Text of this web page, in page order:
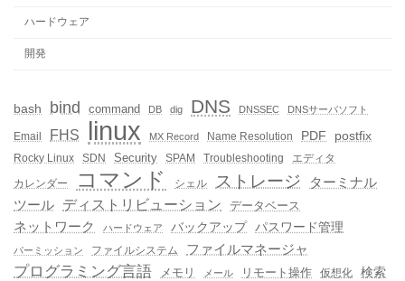
ハードウェア
開発
bash bind command DB dig DNS DNSSEC DNSサーバソフト
Email FHS linux MX Record Name Resolution PDF postfix
Rocky Linux SDN Security SPAM Troubleshooting
エディタ
カレンダー
コマンド シェル ストレージ
ターミナル
ツール ディストリビューション データベース
ネットワーク ハードウェア バックアップ パスワード管理
パーミッション ファイルシステム ファイルマネージャ
プログラミング言語 メモリ メール リモート操作 仮想化 検索